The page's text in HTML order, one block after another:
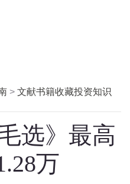
> 文献书籍收藏投资知识
选》最高
万